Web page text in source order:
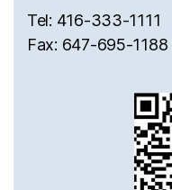
Tel: 416-333-1111
Fax: 647-695-1188